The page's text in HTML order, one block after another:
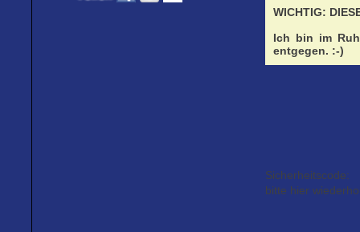
WICHTIG:
Ich bin im
entgegen. :-)
Sicherheitscode:
bitte hier